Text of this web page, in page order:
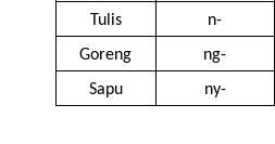
Tulis
n-
Goreng
ng-
Sapu
ny-